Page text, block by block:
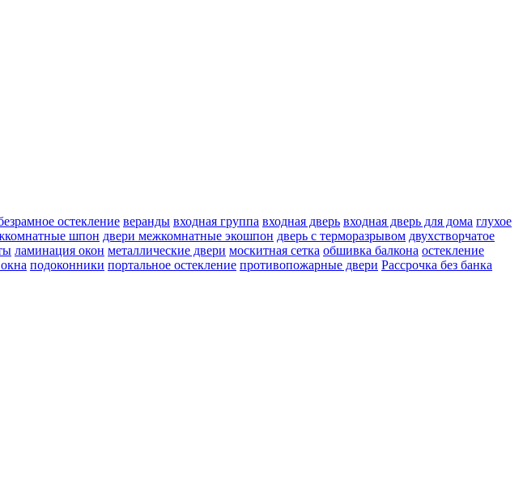
остекление веранды входная группа входная дверь входная дверь для дома глухое
шпон двери межкомнатные экошпон дверь с терморазрывом двухстворчатое
ламинация окон металлические двери москитная сетка обшивка балкона остекление
подоконники портальное остекление противопожарные двери Рассрочка без банка